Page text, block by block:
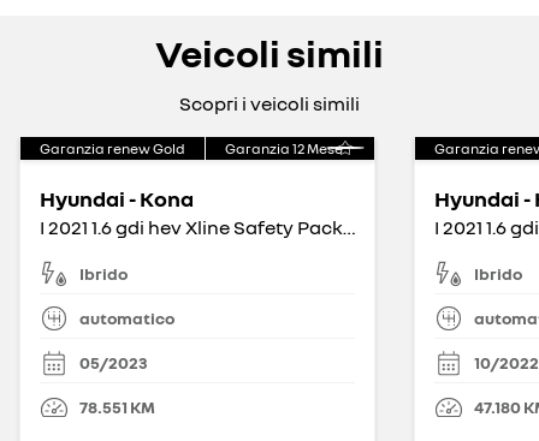
Veicoli simili
Scopri i veicoli simili
Garanzia renew Gold Garanzia 12Mese
Hyundai - Kona
I 2021 1.6 gdi hev Xline Safety Pack 2wd 141cv dct
Ibrido
automatico
05/2023
78.551 KM
Garanzia
Hyundai -
Ibrido
10/2022
47.180